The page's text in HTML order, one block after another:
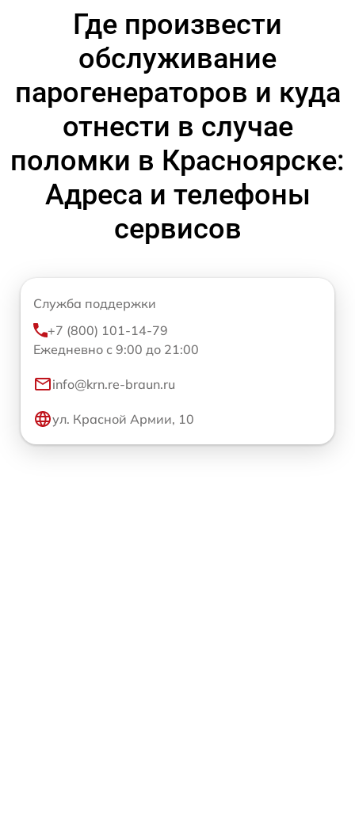
Где произвести
обслуживание
парогенераторов и куда
отнести в случае
поломки в Красноярске:
Адреса и телефоны
сервисов
Служба поддержки
+7 (800) 101-14-79
Ежедневно с 9:00 до 21:00
info@krn.re-braun.ru
ул. Красной Армии, 10